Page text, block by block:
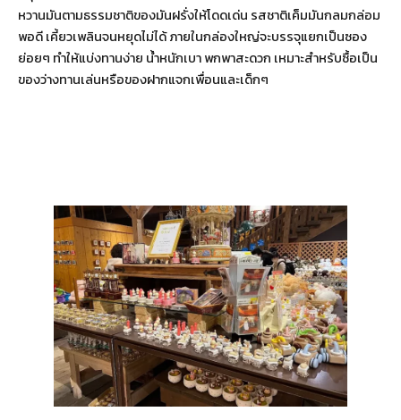
หวานมันตามธรรมชาติของมันฝรั่งให้โดดเด่น รสชาติเค็มมันกลมกล่อม
พอดี เคี้ยวเพลินจนหยุดไม่ได้ ภายในกล่องใหญ่จะบรรจุแยกเป็นซอง
ย่อยๆ ทำให้แบ่งทานง่าย น้ำหนักเบา พกพาสะดวก เหมาะสำหรับซื้อเป็น
ของว่างทานเล่นหรือของฝากแจกเพื่อนและเด็กๆ